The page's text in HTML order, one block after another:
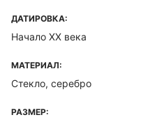
ДАТИРОВКА:
Начало ХХ века
МАТЕРИАЛ:
Стекло, серебро
РАЗМЕР: